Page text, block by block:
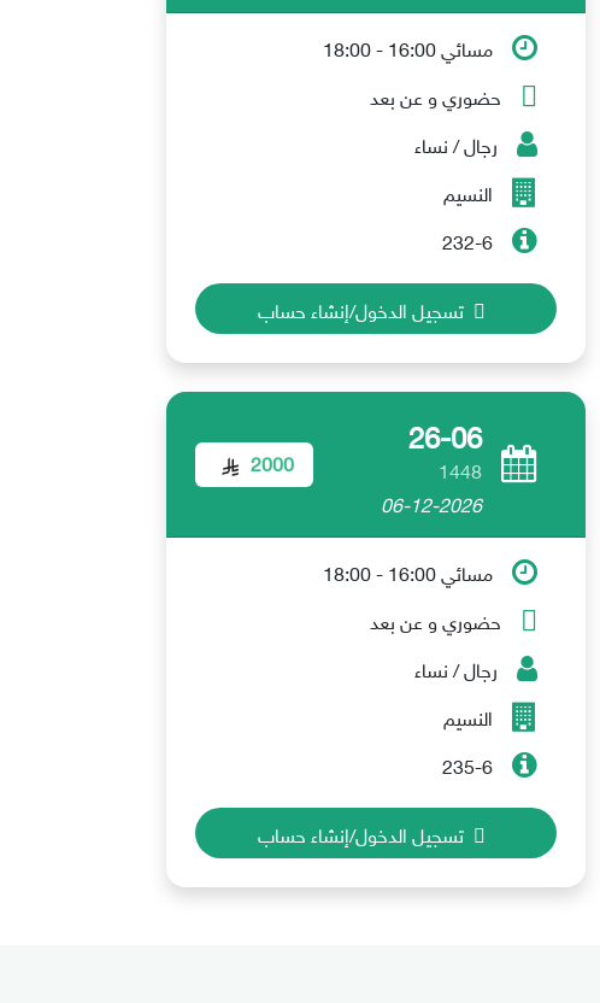
مسائي 16:00 - 18:00
حضوري و عن بعد
رجال / نساء
النسيم
232-6
تسجيل الدخول/إنشاء حساب
26-06
1448
06-12-2026
2000
مسائي 16:00 - 18:00
حضوري و عن بعد
رجال / نساء
النسيم
235-6
تسجيل الدخول/إنشاء حساب